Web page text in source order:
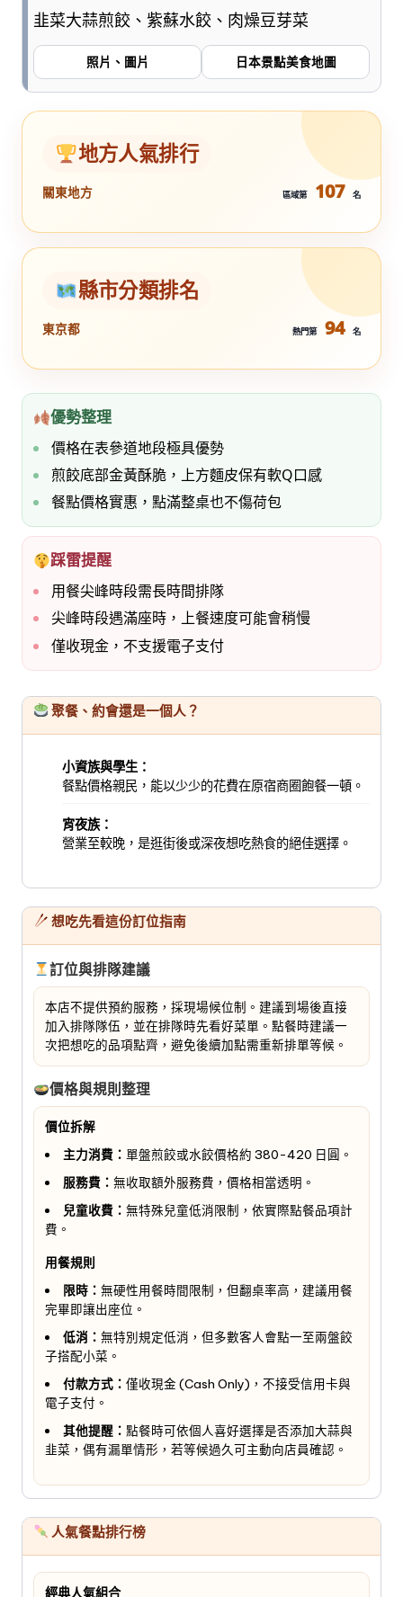
韭菜大蒜煎餃、紫蘇水餃、肉燥豆芽菜
照片、圖片 日本景點美食地圖
地方人氣排行
關東地方 區域第 107 名
縣市分類排名
東京都 熱門第 94 名
優勢整理
價格在表參道地段極具優勢
煎餃底部金黃酥脆，上方麵皮保有軟Q口感
餐點價格實惠，點滿整桌也不傷荷包
踩雷提醒
用餐尖峰時段需長時間排隊
尖峰時段遇滿座時，上餐速度可能會稍慢
僅收現金，不支援電子支付
聚餐、約會還是一個人？
小資族與學生：
餐點價格親民，能以少少的花費在原宿商圈飽餐一頓。
宵夜族：
營業至較晚，是逛街後或深夜想吃熱食的絕佳選擇。
想吃先看這份訂位指南
訂位與排隊建議
本店不提供預約服務，採現場候位制。建議到場後直接
加入排隊隊伍，並在排隊時先看好菜單。點餐時建議一
次把想吃的品項點齊，避免後續加點需重新排單等候。
價格與規則整理
價位拆解
主力消費： 單盤煎餃或水餃價格約 380-420 日圓。
服務費： 無收取額外服務費，價格相當透明。
兒童收費： 無特殊兒童低消限制，依實際點餐品項計
費。
用餐規則
限時： 無硬性用餐時間限制，但翻桌率高，建議用餐
完畢即讓出座位。
低消： 無特別規定低消，但多數客人會點一至兩盤餃
子搭配小菜。
付款方式： 僅收現金 (Cash Only)，不接受信用卡與
電子支付。
其他提醒： 點餐時可依個人喜好選擇是否添加大蒜與
韭菜，偶有漏單情形，若等候過久可主動向店員確認。
人氣餐點排行榜
經典人氣組合